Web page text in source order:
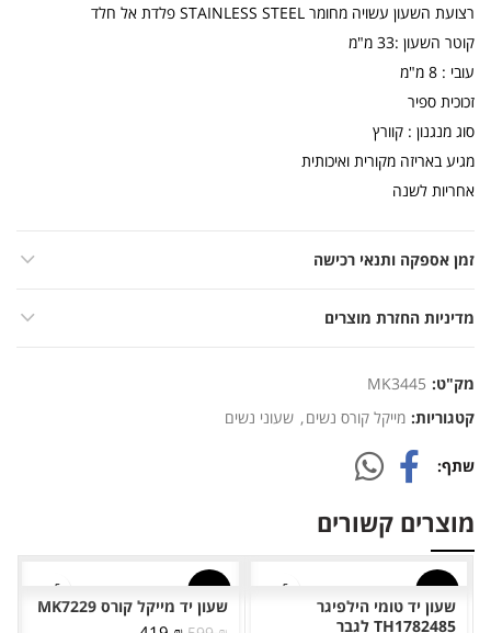
רצועת השעון עשויה מחומר STAINLESS STEEL פלדת אל חלד
קוטר השעון :33 מ"מ
עובי : 8 מ"מ
זכוכית ספיר
סוג מנגנון : קוורץ
מגיע באריזה מקורית ואיכותית
אחריות לשנה
זמן אספקה ותנאי רכישה
מדיניות החזרת מוצרים
מק"ט: MK3445
קטגוריות: מייקל קורס נשים, שעוני נשים
שתף
מוצרים קשורים
-33%
שעון יד טומי הילפיגר
TH1782485 לגבר
-30%
שעון יד מייקל קורס MK7229